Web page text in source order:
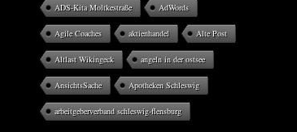
ADS-Kita Moltkestraße AdWords
Agile Coaches aktienhandel Alte Post
Altlast Wikingeck angeln in der ostsee
AnsichtsSache Apotheken Schleswig
arbeitgeberverband schleswig-flensburg